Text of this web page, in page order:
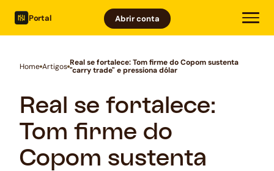
Portal Abrir conta
Home Artigos Real se fortalece: Tom firme do Copom sustenta
"carry trade" e pressiona dólar
Real se fortalece:
Tom firme do
Copom sustenta